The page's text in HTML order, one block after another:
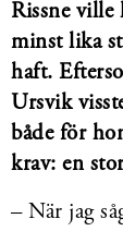
Rissne ville
minst lika
haft.
Ursvik
både för
krav: en
– När jag